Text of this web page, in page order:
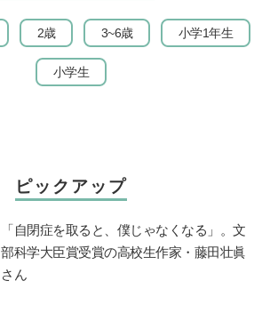
2歳 3~6歳 小学1年生
小学生
ピックアップ
「自閉症を取ると、僕じゃなくなる」。文
部科学大臣賞受賞の高校生作家・藤田壮眞
さん